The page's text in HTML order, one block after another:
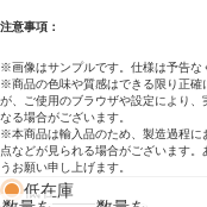
注意事項：
※画像はサンプルです。仕様は予告な
※商品の色味や質感はできる限り正確
が、ご使用のブラウザや設定により
なる場合がございます。
※本商品は輸入品のため、製造過程に
点などが見られる場合がございます
うお願い申し上げます。
低在庫